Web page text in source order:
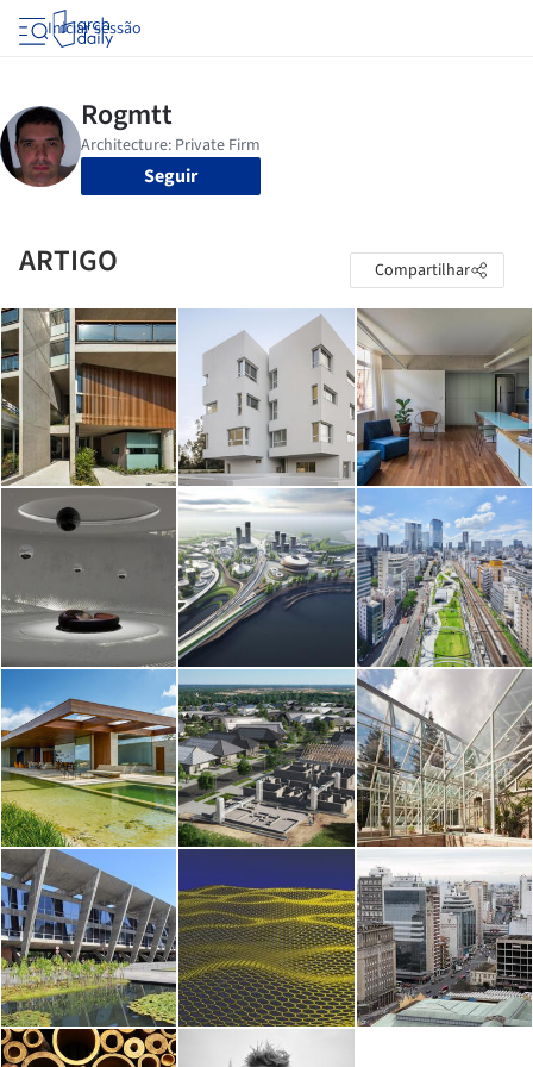
Iniciar sessão
Seguir
ARTIGO Compartilhar